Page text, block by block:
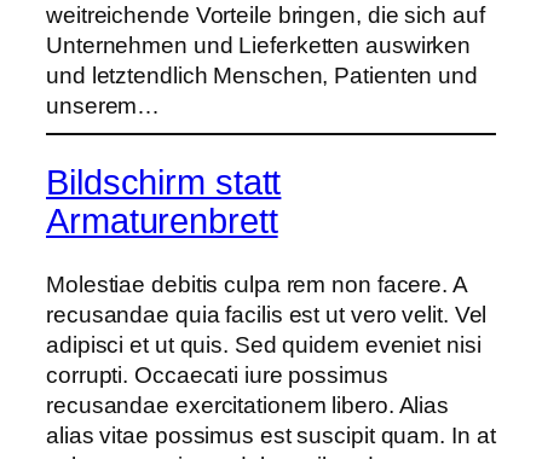
weitreichende Vorteile bringen, die sich auf
Unternehmen und Lieferketten auswirken
und letztendlich Menschen, Patienten und
unserem…
Bildschirm statt
Armaturenbrett
Molestiae debitis culpa rem non facere. A
recusandae quia facilis est ut vero velit. Vel
adipisci et ut quis. Sed quidem eveniet nisi
corrupti. Occaecati iure possimus
recusandae exercitationem libero. Alias
alias vitae possimus est suscipit quam. In at